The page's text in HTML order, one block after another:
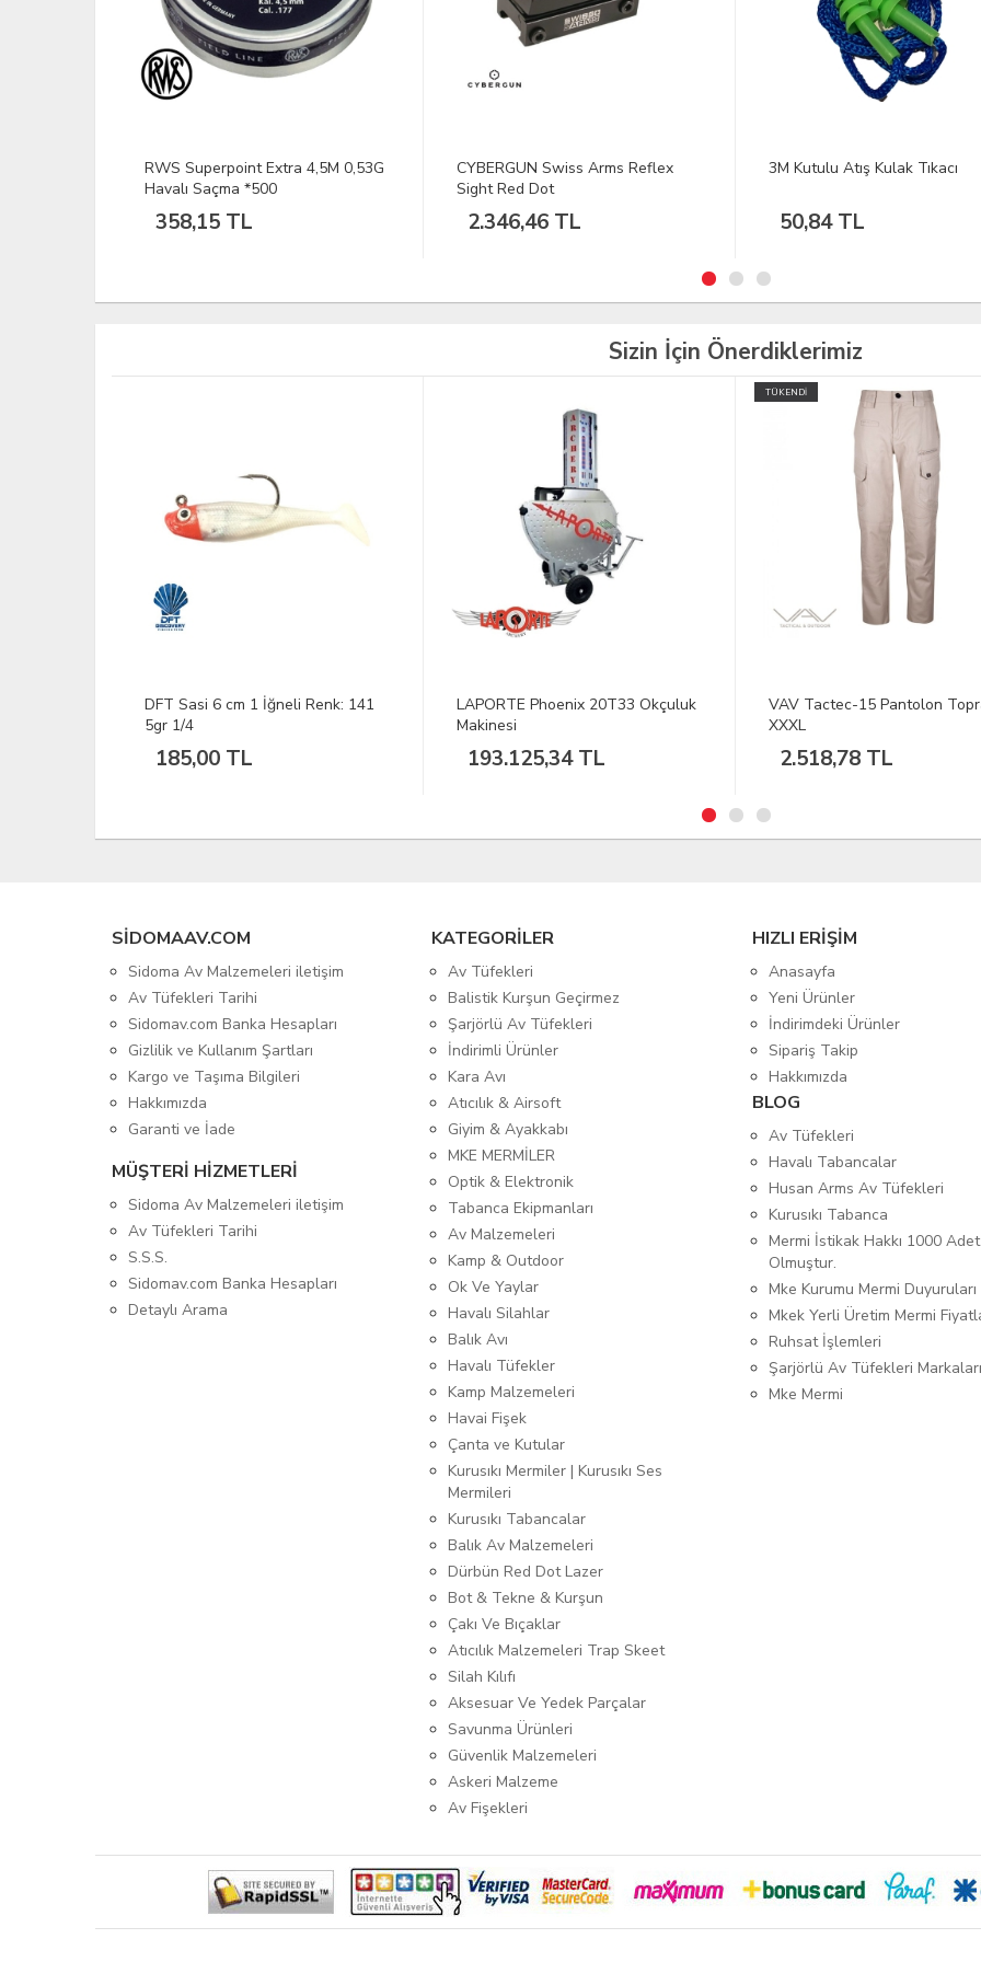
CYBERGUN Swiss Arms Reflex
Sight Red Dot
2.346,46 TL
3M Kutulu Atış Kulak Tıkacı
50,84 TL
BARSKA 5.51 Uzun, Biyometrik
89.996,86 TL
Sizin İçin Önerdiklerimiz
LAPORTE Phoenix 20T33 Okçuluk
Makinesi
193.125,34 TL
VAV Tactec-15 Pantolon Toprak
XXXL
2.518,78 TL
DEERHUNTER Lady Gabby
Yeşil Mont 36
13.982,08 TL
SIDOMAAV.COM
Sidoma Av Malzemeleri iletişim
Av Tüfekleri Tarihi
Sidomav.com Banka Hesapları
Gizlilik ve Kullanım Şartları
Kargo ve Taşıma Bilgileri
Hakkımızda
Garanti ve İade
MÜŞTERİ HİZMETLERİ
Sidoma Av Malzemeleri iletişim
Av Tüfekleri Tarihi
S.S.S.
Sidomav.com Banka Hesapları
Detaylı Arama
KATEGORİLER
Av Tüfekleri
Balistik Kurşun Geçirmez
Şarjörlü Av Tüfekleri
İndirimli Ürünler
Kara Avı
Atıcılık & Airsoft
Giyim & Ayakkabı
MKE MERMİLER
Optik & Elektronik
Tabanca Ekipmanları
Av Malzemeleri
Kamp & Outdoor
Ok Ve Yaylar
Havalı Silahlar
Balık Avı
Havalı Tüfekler
Kamp Malzemeleri
Havai Fişek
Çanta ve Kutular
Kurusıkı Mermiler | Kurusıkı Ses
Mermileri
Kurusıkı Tabancalar
Balık Av Malzemeleri
Dürbün Red Dot Lazer
Bot & Tekne & Kurşun
Çakı Ve Bıçaklar
Atıcılık Malzemeleri Trap Skeet
Silah Kılıfı
Aksesuar Ve Yedek Parçalar
Savunma Ürünleri
Güvenlik Malzemeleri
Askeri Malzeme
Av Fişekleri
HIZLI ERİŞİM
Anasayfa
Yeni Ürünler
İndirimdeki Ürünler
Sipariş Takip
Hakkımızda
BLOG
Av Tüfekleri
Havalı Tabancalar
Husan Arms Av Tüfekleri
Kurusıkı Tabanca
Mermi İstikak Hakkı 1000 Adet
Olmuştur.
Mke Kurumu Mermi
Mkek Yerli Üretim Mermi
Ruhsat İşlemleri
Şarjörlü Av Tüfekleri Markaları
Mke Mermi